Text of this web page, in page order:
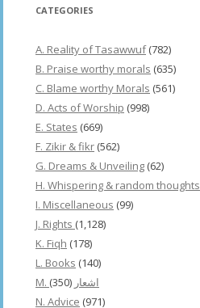
CATEGORIES
A. Reality of Tasawwuf(782)
B. Praise worthy morals (635)
C. Blame worthy Morals (561)
D. Acts of Worship (998)
E. States (669)
F. Zikir & fikr (562)
G. Dreams & Unveiling (62)
H. Whispering & random thoughts
I. Miscellaneous (99)
J. Rights (1,128)
K. Fiqh (178)
L. Books (140)
M. اشعار (350)
N. Advice (971)